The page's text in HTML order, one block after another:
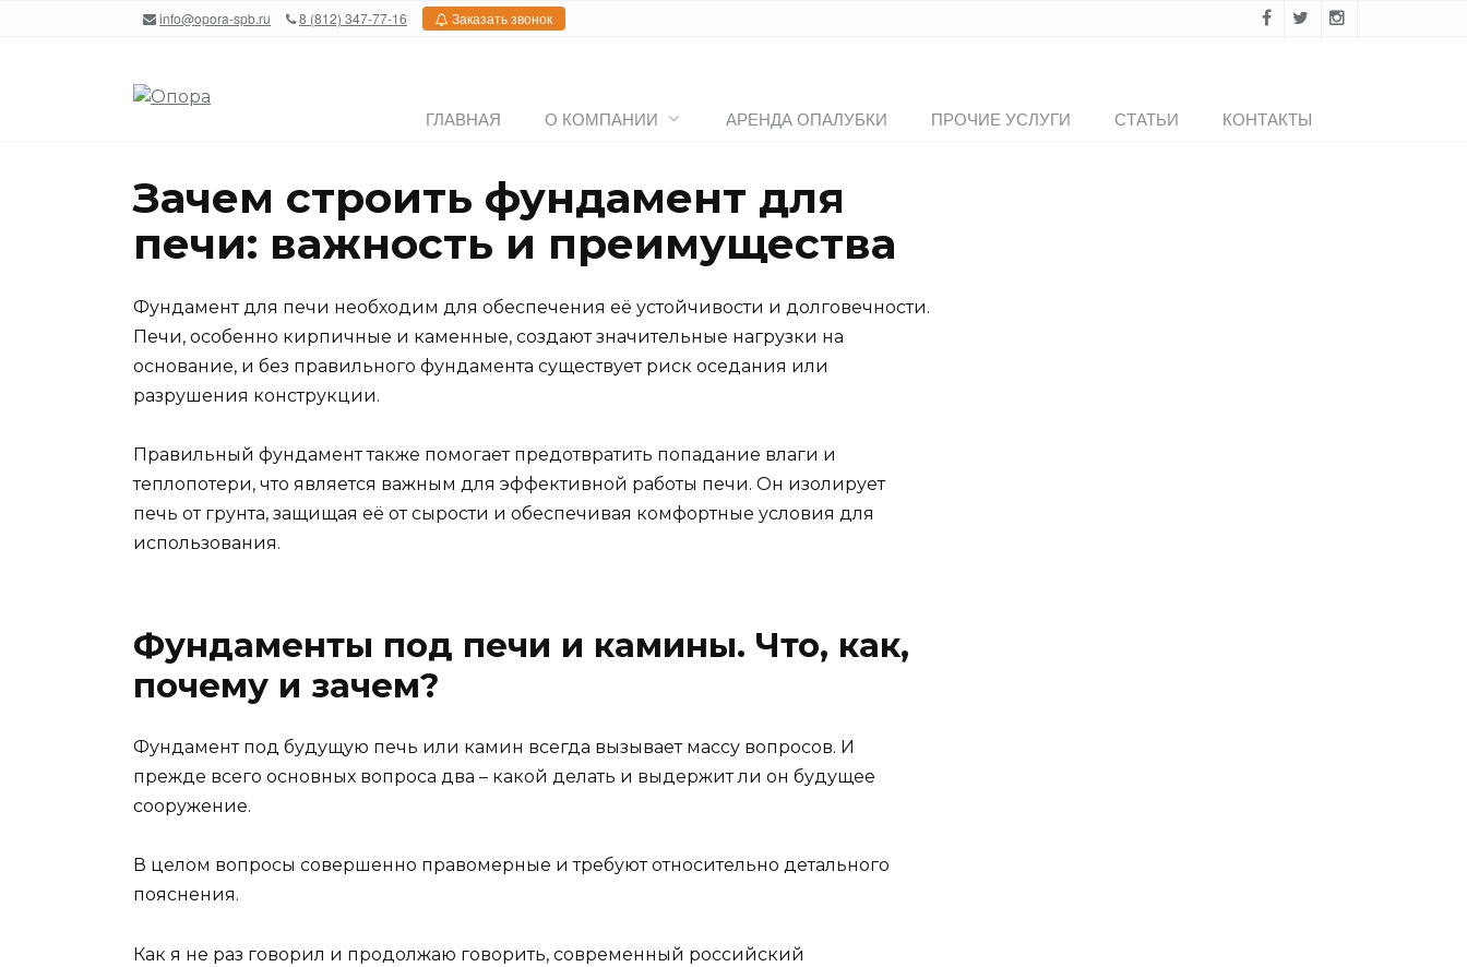
info@opora-spb.ru 8 (812) 347-77-16 Заказать звонок
ГЛАВНАЯ О КОМПАНИИ АРЕНДА ОПАЛУБКИ ПРОЧИЕ УСЛУГИ СТАТЬИ КОНТАКТЫ
Зачем строить фундамент для
печи: важность и преимущества
Фундамент для печи необходим для обеспечения её устойчивости и долговечности.
Печи, особенно кирпичные и каменные, создают значительные нагрузки на
основание, и без правильного фундамента существует риск оседания или
разрушения конструкции.
Правильный фундамент также помогает предотвратить попадание влаги и
теплопотери, что является важным для эффективной работы печи. Он изолирует
печь от грунта, защищая её от сырости и обеспечивая комфортные условия для
использования.
Фундаменты под печи и камины. Что, как,
почему и зачем?
Фундамент под будущую печь или камин всегда вызывает массу вопросов. И
прежде всего основных вопроса два – какой делать и выдержит ли он будущее
сооружение.
В целом вопросы совершенно правомерные и требуют относительно детального
пояснения.
Как я не раз говорил и продолжаю говорить, современный российский